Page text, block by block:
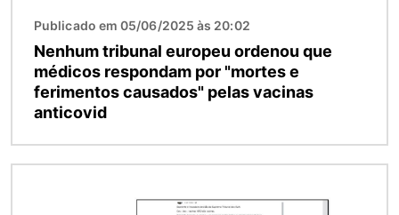
Publicado em 05/06/2025 às 20:02
Nenhum tribunal europeu ordenou que
médicos respondam por "mortes e
ferimentos causados" pelas vacinas
anticovid